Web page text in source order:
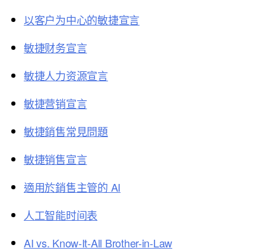
以客户为中心的敏捷宣言
敏捷财务宣言
敏捷人力资源宣言
敏捷营销宣言
敏捷銷售常見問題
敏捷销售宣言
適用於銷售主管的 AI
人工智能时间表
AI vs. Know-It-All Brother-in-Law